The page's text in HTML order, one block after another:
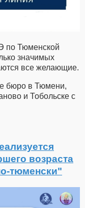
по Тюменской
значимых
все желающие.
бюро в Тюмени,
и Тобольске с
возраста
тюменски"